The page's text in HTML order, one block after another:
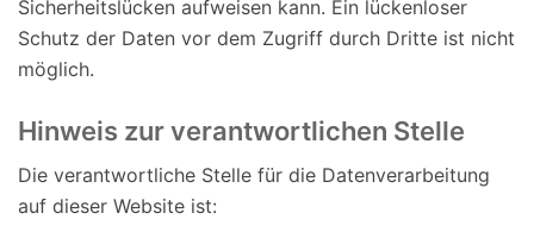
Sicherheitslücken aufweisen kann. Ein lückenloser
Schutz der Daten vor dem Zugriff durch Dritte ist nicht
möglich.
Hinweis zur verantwortlichen Stelle
Die verantwortliche Stelle für die Datenverarbeitung
auf dieser Website ist: